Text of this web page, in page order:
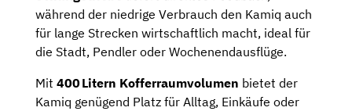
während der niedrige Verbrauch den Kamiq auch
für lange Strecken wirtschaftlich macht, ideal für
die Stadt, Pendler oder Wochenendausflüge.
Mit 400 Litern Kofferraumvolumen bietet der
Kamiq genügend Platz für Alltag, Einkäufe oder